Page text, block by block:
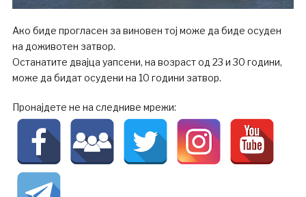
Ако биде прогласен за виновен тој може да биде осуден
на доживотен затвор.
Останатите двајца уапсени, на возраст од 23 и 30 години,
може да бидат осудени на 10 години затвор.
Пронајдете не на следниве мрежи: